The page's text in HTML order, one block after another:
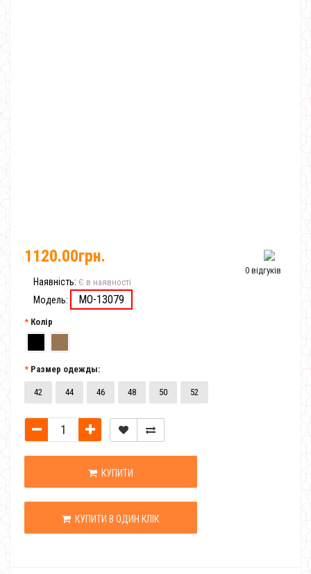
0 відгуків
1120.00грн.
Наявність: Є в наявності
Модель: MO-13079
Колір
Размер одежды:
42 44 46 48 50 52
КУПИТИ
КУПИТИ В ОДИН КЛІК